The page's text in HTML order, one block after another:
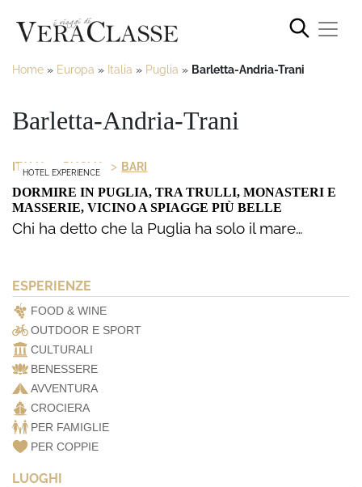
Home » Europa » Italia » Puglia » Barletta-Andria-Trani
Barletta-Andria-Trani
HOTEL EXPERIENCE
ITALIA > PUGLIA > BARI
DORMIRE IN PUGLIA, TRA TRULLI, MONASTERI E
MASSERIE, VICINO A SPIAGGE PIÙ BELLE
Chi ha detto che la Puglia ha solo il mare…
ESPERIENZE
FOOD & WINE
OUTDOOR E SPORT
CULTURALI
BENESSERE
AVVENTURA
CROCIERA
PER FAMIGLIE
PER COPPIE
LUOGHI